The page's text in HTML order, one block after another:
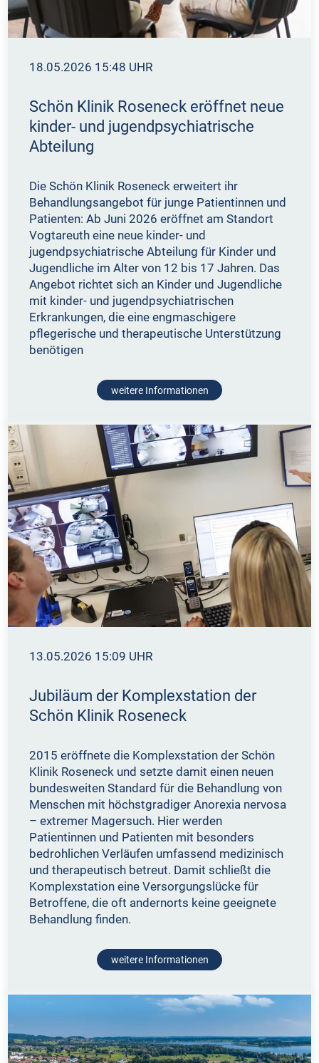
18.05.2026 15:48 UHR
Schön Klinik Roseneck eröffnet neue
kinder- und jugendpsychiatrische
Abteilung
Die Schön Klinik Roseneck erweitert ihr
Behandlungsangebot für junge Patientinnen und
Patienten: Ab Juni 2026 eröffnet am Standort
Vogtareuth eine neue kinder- und
jugendpsychiatrische Abteilung für Kinder und
Jugendliche im Alter von 12 bis 17 Jahren. Das
Angebot richtet sich an Kinder und Jugendliche
mit kinder- und jugendpsychiatrischen
Erkrankungen, die eine engmaschigere
pflegerische und therapeutische Unterstützung
benötigen
weitere Informationen
13.05.2026 15:09 UHR
Jubiläum der Komplexstation der
Schön Klinik Roseneck
2015 eröffnete die Komplexstation der Schön
Klinik Roseneck und setzte damit einen neuen
bundesweiten Standard für die Behandlung von
Menschen mit höchstgradiger Anorexia nervosa
– extremer Magersuch. Hier werden
Patientinnen und Patienten mit besonders
bedrohlichen Verläufen umfassend medizinisch
und therapeutisch betreut. Damit schließt die
Komplexstation eine Versorgungslücke für
Betroffene, die oft andernorts keine geeignete
Behandlung finden.
weitere Informationen